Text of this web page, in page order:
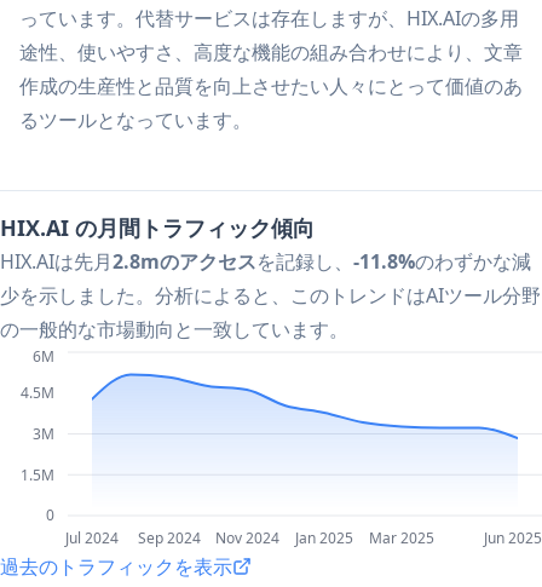
っています。代替サービスは存在しますが、HIX.AIの多用
途性、使いやすさ、高度な機能の組み合わせにより、文章
作成の生産性と品質を向上させたい人々にとって価値のあ
るツールとなっています。
HIX.AI の月間トラフィック傾向
HIX.AIは先月2.8mのアクセスを記録し、 -11.8%のわずかな減
少を示しました。分析によると、このトレンドはAIツール分野
の一般的な市場動向と一致しています。
Jul 2024 Sep 2024 Nov 2024 Jan 2025 Mar 2025 Jun 2025
0
1.5M
3M
4.5M
6M
過去のトラフィックを表示